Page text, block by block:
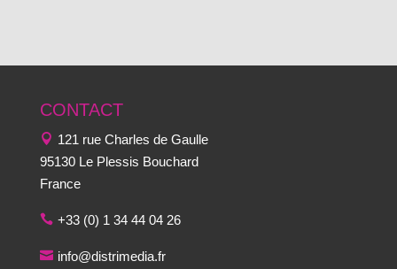
CONTACT
121 rue Charles de Gaulle
95130 Le Plessis Bouchard
France
+33 (0) 1 34 44 04 26
info@distrimedia.fr